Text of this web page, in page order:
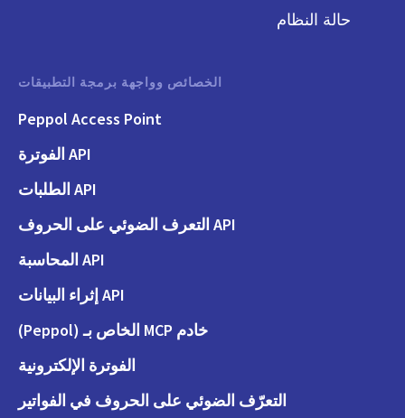
حالة النظام
الخصائص وواجهة برمجة التطبيقات
Peppol Access Point
API الفوترة
API الطلبات
API التعرف الضوئي على الحروف
API المحاسبة
API إثراء البيانات
خادم MCP الخاص بـ (Peppol)
الفوترة الإلكترونية
التعرّف الضوئي على الحروف في الفواتير